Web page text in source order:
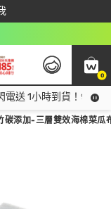
0
電送 1小時到貨！領神
碳添加-三層雙效海棉菜